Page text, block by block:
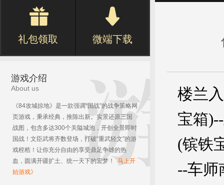
礼包领取 微端下载
游戏介绍
About us
《84攻城掠地》是一款强调“国战”的战争策略网
页游戏，秉承经典，推陈出新。实景还原三国
战图，包含多达300个关隘城池，开创全景即时
国战！文臣武将齐数登场，打破“重武轻文”的游
戏桎梏！让你充分自由的享受鼎足争雄的热
血，圆满开疆扩土、统一天下的宏梦！ 马上开
始游戏》
楼兰
宝箱
(镔铁
--车师